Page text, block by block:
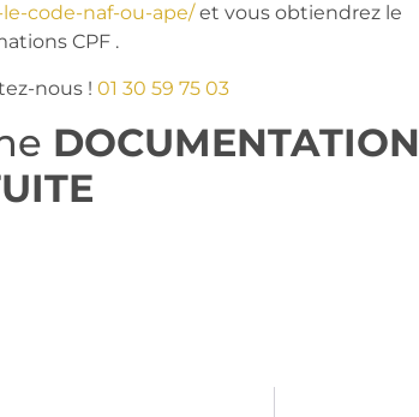
code-naf-ou-ape/et vous obtiendrez le
CPF .
nous ! 01 30 59 75 03
DOCUMENTATION